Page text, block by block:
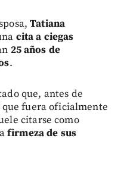
Tatiana
cita a ciegas
25 años de
.
que, antes de
fuera oficialmente
citarse como
firmeza de sus